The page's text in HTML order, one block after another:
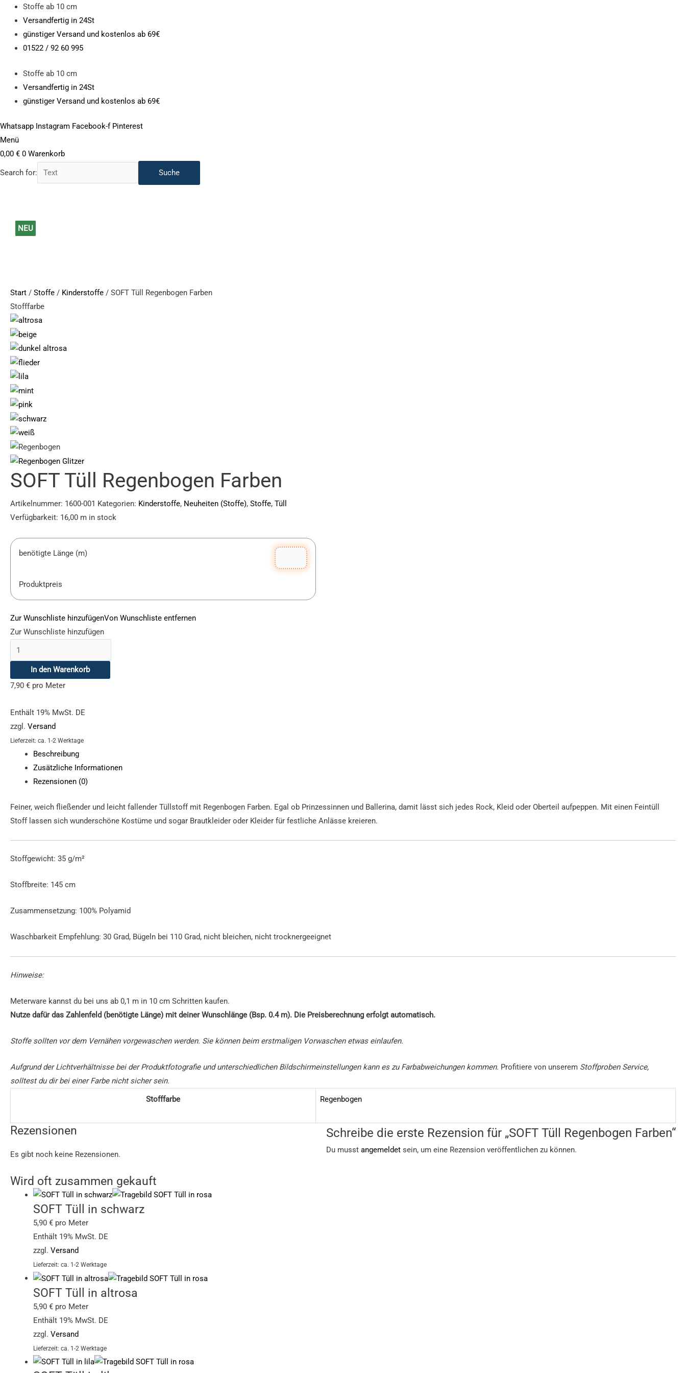
Inhalt
springen
Stoffe ab 10 cm
Versandfertig in 24St
günstiger Versand und kostenlos ab 69€
01522 / 92 60 995
Stoffe ab 10 cm
Versandfertig in 24St
günstiger Versand und kostenlos ab 69€
Whatsapp Instagram Facebook-f Pinterest
Menü
0,00 € 0 Warenkorb
Search for:
NEU
Start / Stoffe / Kinderstoffe / SOFT Tüll Regenbogen Farben
Stofffarbe
SOFT Tüll Regenbogen Farben
Artikelnummer: 1600-001 Kategorien: Kinderstoffe, Neuheiten (Stoffe), Stoffe, Tüll
Verfügbarkeit: 16,00 m in stock
benötigte Länge (m)
Produktpreis
Zur Wunschliste hinzufügenVon Wunschliste entfernen
Zur Wunschliste hinzufügen
SOFT
Tüll
In den Warenkorb
7,90 € pro Meter
Enthält 19% MwSt. DE
zzgl. Versand
Lieferzeit: ca. 1-2 Werktage
Beschreibung
Zusätzliche Informationen
Rezensionen (0)
Feiner, weich fließender und leicht fallender Tüllstoff mit Regenbogen Farben. Egal ob Prinzessinnen und Ballerina, damit lässt sich jedes Rock, Kleid oder Oberteil aufpeppen. Mit einen Feintüll
Stoff lassen sich wunderschöne Kostüme und sogar Brautkleider oder Kleider für festliche Anlässe kreieren.
Stoffgewicht: 35 g/m²
Stoffbreite: 145 cm
Zusammensetzung: 100% Polyamid
Waschbarkeit Empfehlung: 30 Grad, Bügeln bei 110 Grad, nicht bleichen, nicht trocknergeeignet
Hinweise:
Meterware kannst du bei uns ab 0,1 m in 10 cm Schritten kaufen.
Nutze dafür das Zahlenfeld (benötigte Länge) mit deiner Wunschlänge (Bsp. 0.4 m). Die Preisberechnung erfolgt automatisch.
Stoffe sollten vor dem Vernähen vorgewaschen werden. Sie können beim erstmaligen Vorwaschen etwas einlaufen.
Aufgrund der Lichtverhältnisse bei der Produktfotografie und unterschiedlichen Bildschirmeinstellungen kann es zu Farbabweichungen kommen. Profitiere von unserem Stoffproben Service,
solltest du dir bei einer Farbe nicht sicher sein.
Stofffarbe
Regenbogen
Rezensionen
Es gibt noch keine Rezensionen.
Schreibe die erste Rezension für „SOFT Tüll Regenbogen Farben“
Du musst angemeldet sein, um eine Rezension veröffentlichen zu können.
Wird oft zusammen gekauft
NEU
SOFT Tüll in schwarz
5,90 € pro Meter
Enthält 19% MwSt. DE
zzgl. Versand
Lieferzeit: ca. 1-2 Werktage
NEU
SOFT Tüll in altrosa
5,90 € pro Meter
Enthält 19% MwSt. DE
zzgl. Versand
Lieferzeit: ca. 1-2 Werktage
NEU
NEU
NEU
NEU
NEU
NEU
NEU
NEU
NEU
NEU